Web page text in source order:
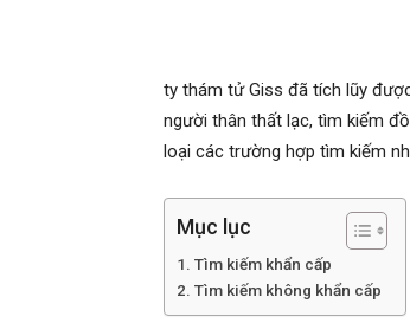
tu
Hai
ty thám tử Giss đã tích lũy
người thân thất lạc, tìm kiếm
loại các trường hợp tìm kiếm
Mục lục
Tìm kiếm khẩn cấp
Tìm kiếm không khẩn cấp